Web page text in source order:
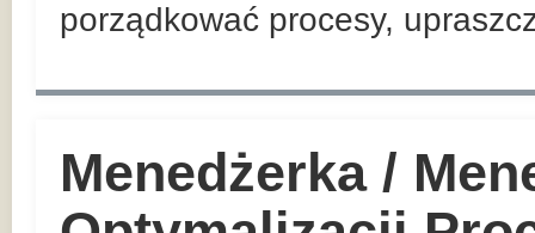
porządkować procesy,
Menedżerka /